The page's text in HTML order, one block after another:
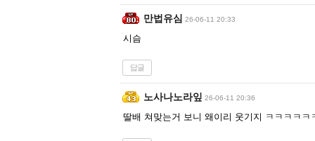
만법유심 26-06-11 20:33
시슴
답글
노사나노라잎 26-06-11 20:36
딸배 쳐맞는거 보니 왜이리 웃기지 ㅋㅋㅋㅋㅋ